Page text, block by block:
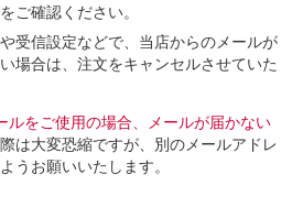
をご確認ください。
受信設定などで、当店からのメールが
場合は、注文をキャンセルさせていた
ルをご使用の場合、メールが届かない
は大変恐縮ですが、別のメールアドレ
うお願いいたします。